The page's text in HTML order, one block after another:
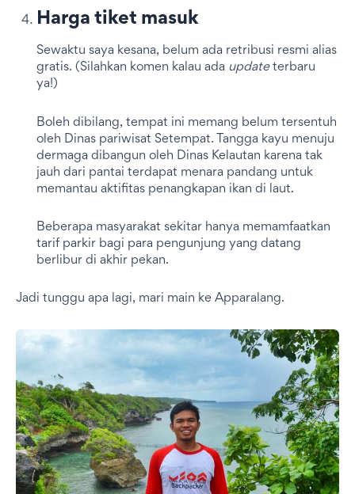
Harga tiket masuk
Sewaktu saya kesana, belum ada retribusi resmi alias
gratis. (Silahkan komen kalau ada updateterbaru
ya!)
Boleh dibilang, tempat ini memang belum tersentuh
oleh Dinas pariwisat Setempat. Tangga kayu menuju
dermaga dibangun oleh Dinas Kelautan karena tak
jauh dari pantai terdapat menara pandang untuk
memantau aktifitas penangkapan ikan di laut.
Beberapa masyarakat sekitar hanya memamfaatkan
tarif parkir bagi para pengunjung yang datang
berlibur di akhir pekan.
Jadi tunggu apa lagi, mari main ke Apparalang.